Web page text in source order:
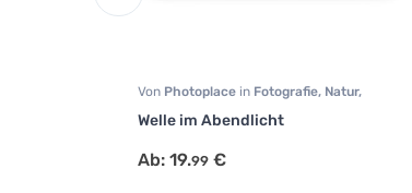
Von Photoplace in Fotografie, Natur,
Wohnzimmer
Welle im Abendlicht
Ab: 19.99 €